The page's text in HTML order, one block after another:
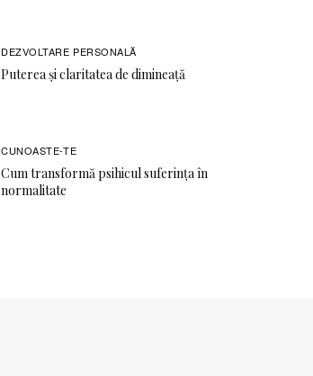
DEZVOLTARE PERSONALĂ
Puterea și claritatea de dimineață
CUNOASTE-TE
Cum transformă psihicul suferința în
normalitate